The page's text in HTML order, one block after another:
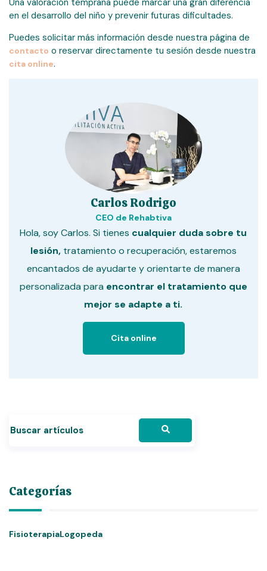
Una valoración temprana puede marcar una gran diferencia
en el desarrollo del niño y prevenir futuras dificultades.
Puedes solicitar más información desde nuestra página de
contacto o reservar directamente tu sesión desde nuestra
cita online.
Carlos Rodrigo
CEO de Rehabtiva
Hola, soy Carlos. Si tienes cualquier duda sobre tu
lesión, tratamiento o recuperación, estaremos
encantados de ayudarte y orientarte de manera
personalizada para encontrar el tratamiento que
mejor se adapte a ti.
Cita online
Categorías
FisioterapiaLogopeda